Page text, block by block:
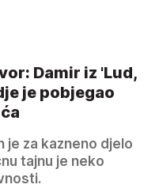
Damir iz 'Lud,
je pobjegao
je za kazneno djelo
tajnu je neko